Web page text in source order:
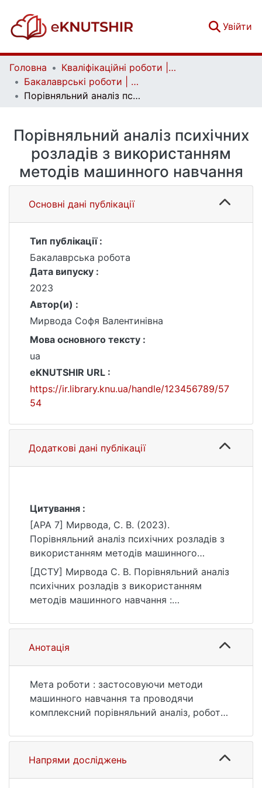
Увійти
Головна
Кваліфікаційні роботи | Qualifying works
Бакалаврські роботи | Bachelor theses
Порівняльний аналіз психічних розладів з використанням методів машинного навчання
Порівняльний аналіз психічних
розладів з використанням
методів машинного навчання
Основні дані публікації
Тип публікації :
Бакалаврська робота
Дата випуску :
2023
Автор(и) :
Мирвода Софя Валентинівна
Мова основного тексту :
ua
eKNUTSHIR URL :
https://ir.library.knu.ua/handle/123456789/57
54
Додаткові дані публікації
Цитування :
[APA 7] Мирвода, С. В. (2023).
Порівняльний аналіз психічних розладів з
використанням методів машинного
навчання [Бакалаврська робота, Київський
національний університет імені Тараса
Шевченка]. eKNUTSHIR.
54
[ДСТУ] Мирвода С. В. Порівняльний аналіз
психічних розладів з використанням
методів машинного навчання :
Математика та статистика. Київ, 2023. 32
с. URL:
https://ir.library.knu.ua/handle/123456789/57
Анотація
Мета роботи : застосовуючи методи
машинного навчання та проводячи
комплексний порівняльний аналіз, робота
досліджень психічного здоров’я та може
бути використана для планування
стратегій.
Напрями досліджень